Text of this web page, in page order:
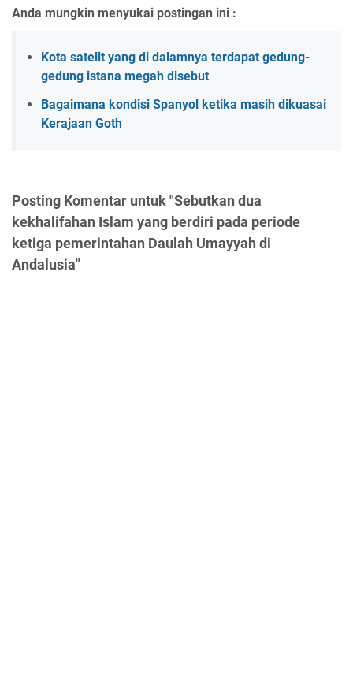
Anda mungkin menyukai postingan ini :
Kota satelit yang di dalamnya terdapat gedung-
gedung istana megah disebut
Bagaimana kondisi Spanyol ketika masih dikuasai
Kerajaan Goth
Posting Komentar untuk "Sebutkan dua
kekhalifahan Islam yang berdiri pada periode
ketiga pemerintahan Daulah Umayyah di
Andalusia"